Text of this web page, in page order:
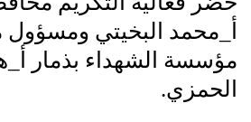
أ_محمد البخيتي
مؤسسة الشهداء بذمار
الحمزي.